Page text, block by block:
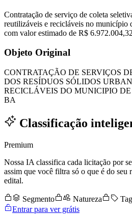
Contratação de serviço de coleta
reutilizáveis e recicláveis no município
com valor estimado de R$
Objeto Original
CONTRATAÇÃO DE SERVIÇOS
DOS RESÍDUOS SÓLIDOS
RECICLÁVEIS DO MUNICIPIO
BA
Classificação
Premium
Nossa IA classifica cada licitação por
assim que você filtra só o que é do seu
edital.
Segmento Natureza
Entrar para ver grátis